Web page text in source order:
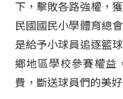
下，擊敗各路強權，
民國國民小學體育總
是給予小球員追逐籃
鄉地區學校參賽權益
費，斷送球員們的美好